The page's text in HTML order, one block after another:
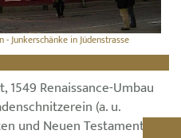
Junkerschänke in Jüdenstrasse
1549 Renaissance-Umbau
(a. u.
und Neuen Testament,